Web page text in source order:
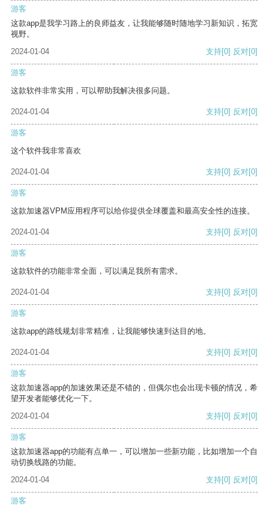
游客
这款app是我学习路上的良师益友，让我能够随时随地学习新知识，拓宽
视野。
2024-01-04
支持[0] 反对[0]
游客
这款软件非常实用，可以帮助我解决很多问题。
2024-01-04 支持[0] 反对[0]
游客
这个软件我非常喜欢
2024-01-04 支持[0] 反对[0]
游客
这款加速器VPM应用程序可以给你提供全球覆盖和最高安全性的连接。
2024-01-04 支持[0] 反对[0]
游客
这款软件的功能非常全面，可以满足我所有需求。
2024-01-04 支持[0] 反对[0]
游客
这款app的路线规划非常精准，让我能够快速到达目的地。
2024-01-04 支持[0] 反对[0]
游客
这款加速器app的加速效果还是不错的，但偶尔也会出现卡顿的情况，希
望开发者能够优化一下。
2024-01-04
支持[0] 反对[0]
游客
这款加速器app的功能有点单一，可以增加一些新功能，比如增加一个自
动切换线路的功能。
2024-01-04
支持[0] 反对[0]
游客